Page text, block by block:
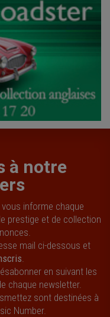
à notre
informe chaque
prestige et de collection
mail ci-dessous et
en suivant les
chaque newsletter.
sont destinées à
Number.